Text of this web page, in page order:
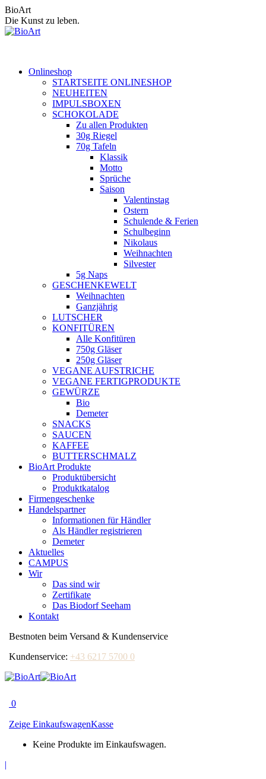
Zum
Inhalt
springen
BioArt
Die Kunst zu leben.
Onlineshop
STARTSEITE ONLINESHOP
NEUHEITEN
IMPULSBOXEN
SCHOKOLADE
Zu allen Produkten
30g Riegel
70g Tafeln
Klassik
Motto
Sprüche
Saison
Valentinstag
Ostern
Schulende & Ferien
Schulbeginn
Nikolaus
Weihnachten
Silvester
5g Naps
GESCHENKEWELT
Weihnachten
Ganzjährig
LUTSCHER
KONFITÜREN
Alle Konfitüren
750g Gläser
250g Gläser
VEGANE AUFSTRICHE
VEGANE FERTIGPRODUKTE
GEWÜRZE
Bio
Demeter
SNACKS
SAUCEN
KAFFEE
BUTTERSCHMALZ
BioArt Produkte
Produktübersicht
Produktkatalog
Firmengeschenke
Handelspartner
Informationen für Händler
Als Händler registrieren
Demeter
Aktuelles
CAMPUS
Wir
Das sind wir
Zertifikate
Das Biodorf Seeham
Kontakt
Bestnoten beim Versand & Kundenservice
Kundenservice: +43 6217 5700 0
0
Zeige EinkaufswagenKasse
Keine Produkte im Einkaufswagen.
|